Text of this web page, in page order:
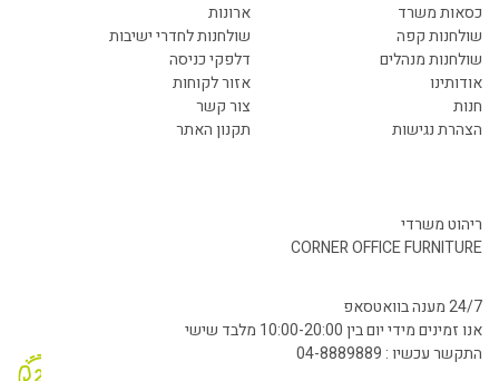
כסאות משרד
ארונות
שולחנות קפה
שולחנות לחדרי ישיבות
שולחנות מנהלים
דלפקי כניסה
אודותינו
אזור לקוחות
חנות
צור קשר
הצהרת נגישות
תקנון האתר
ריהוט משרדי
CORNER OFFICE FURNITURE
24/7 מענה בוואטסאפ
אנו זמינים מידי יום בין 10:00-20:00 מלבד שישי
התקשר עכשיו : 04-8889889